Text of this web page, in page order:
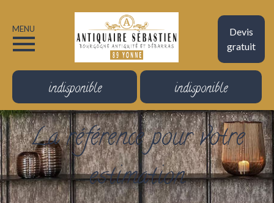
Devis
gratuit
MENU
indisponible indisponible
La référence pour votre
estimation